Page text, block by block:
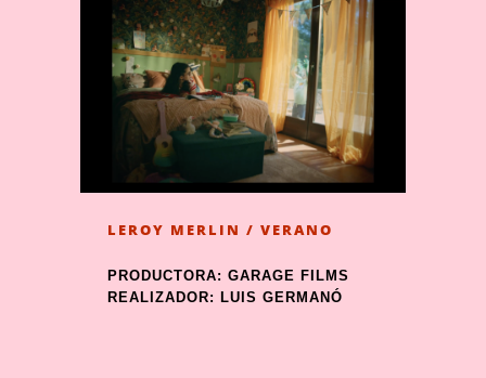
LEROY MERLIN / VERANO
PRODUCTORA: GARAGE FILMS
REALIZADOR: LUIS GERMANÓ